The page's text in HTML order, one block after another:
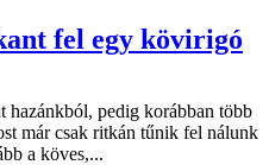
fel egy kövirigó
pedig korábban több
már csak ritkán tűnik fel nálunk
a köves,...